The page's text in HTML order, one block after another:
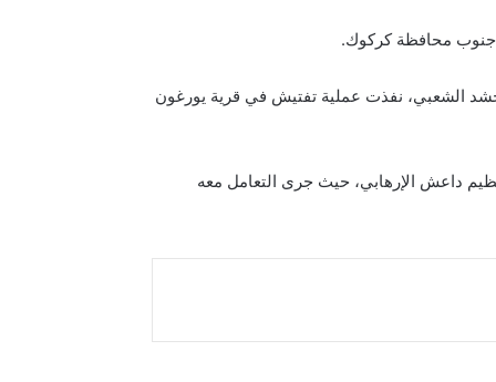
جنوب محافظة كركوك.
عمليات الشمال وشرق دجلة في الحشد الشعبي، نفذت عملية تفتيش في قرية يورغون
داعش الإرهابي، حيث جرى التعامل معه